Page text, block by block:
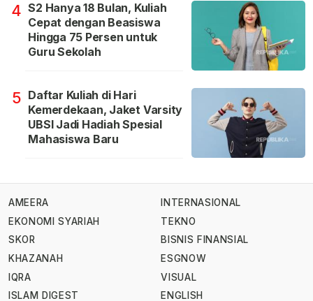
4 S2 Hanya 18 Bulan, Kuliah
Cepat dengan Beasiswa
Hingga 75 Persen untuk
Guru Sekolah
5 Daftar Kuliah di Hari
Kemerdekaan, Jaket Varsity
UBSI Jadi Hadiah Spesial
Mahasiswa Baru
AMEERA
EKONOMI SYARIAH
SKOR
KHAZANAH
IQRA
ISLAM DIGEST
INTERNASIONAL
TEKNO
BISNIS FINANSIAL
ESGNOW
VISUAL
ENGLISH